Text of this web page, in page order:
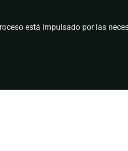
está impulsado por las